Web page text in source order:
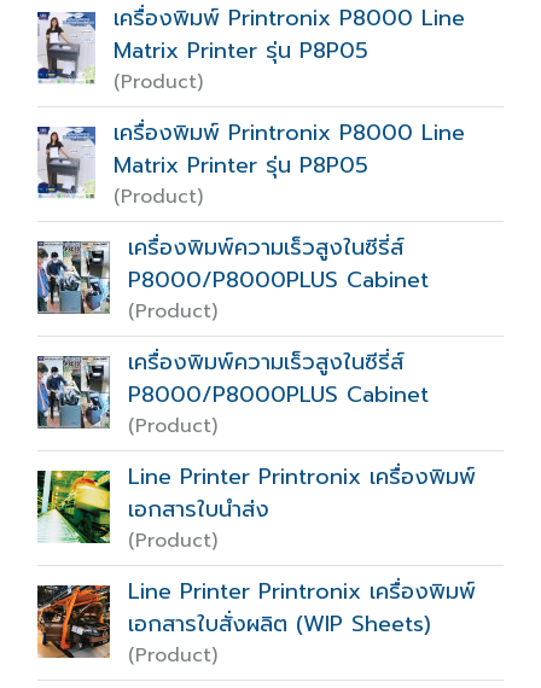
เครื่องพิมพ์ Printronix P8000 Line
Matrix Printer รุ่น P8P05
(Product)
เครื่องพิมพ์ Printronix P8000 Line
Matrix Printer รุ่น P8P05
(Product)
เครื่องพิมพ์ความเร็วสูงในซีรี่ส์
P8000/P8000PLUS Cabinet
(Product)
เครื่องพิมพ์ความเร็วสูงในซีรี่ส์
P8000/P8000PLUS Cabinet
(Product)
Line Printer Printronix เครื่องพิมพ์
เอกสารใบนำส่ง
(Product)
Line Printer Printronix เครื่องพิมพ์
เอกสารใบสั่งผลิต (WIP Sheets)
(Product)